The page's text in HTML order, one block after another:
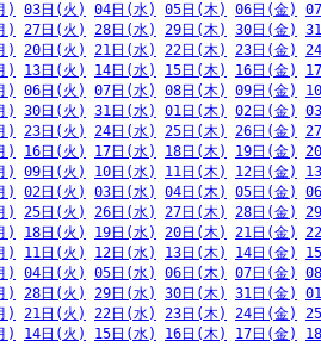
) 03日(火) 04日(水) 05日(木) 06日(金)
) 27日(火) 28日(水) 29日(木) 30日(金)
) 20日(火) 21日(水) 22日(木) 23日(金)
) 13日(火) 14日(水) 15日(木) 16日(金)
) 06日(火) 07日(水) 08日(木) 09日(金)
) 30日(火) 31日(水) 01日(木) 02日(金)
) 23日(火) 24日(水) 25日(木) 26日(金)
) 16日(火) 17日(水) 18日(木) 19日(金)
) 09日(火) 10日(水) 11日(木) 12日(金)
) 02日(火) 03日(水) 04日(木) 05日(金)
) 25日(火) 26日(水) 27日(木) 28日(金)
) 18日(火) 19日(水) 20日(木) 21日(金)
) 11日(火) 12日(水) 13日(木) 14日(金)
) 04日(火) 05日(水) 06日(木) 07日(金)
) 28日(火) 29日(水) 30日(木) 31日(金)
) 21日(火) 22日(水) 23日(木) 24日(金)
) 14日(火) 15日(水) 16日(木) 17日(金)